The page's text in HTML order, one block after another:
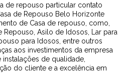
de repouso particular contato
de Repouso Belo Horizonte
de Casa de repouso, como,
Repouso, Asilo de Idosos, Lar para
para Idosos, entre outros
aos investimentos da empresa
de qualidade,
do cliente e a excelência em